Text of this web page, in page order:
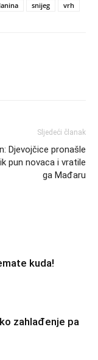
snijeg vrh
Sljedeći članak
Djevojčice pronašle
pun novaca i vratile
ga Mađaru
kuda!
zahlađenje pa